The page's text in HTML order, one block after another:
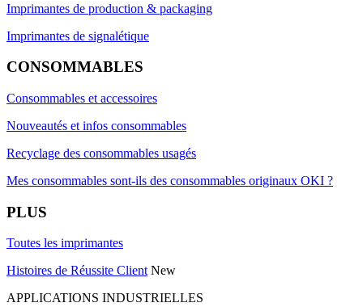
Imprimantes de production & packaging
Imprimantes de signalétique
CONSOMMABLES
Consommables et accessoires
Nouveautés et infos consommables
Recyclage des consommables usagés
Mes consommables sont-ils des consommables originaux OKI ?
PLUS
Toutes les imprimantes
Histoires de Réussite Client New
APPLICATIONS INDUSTRIELLES